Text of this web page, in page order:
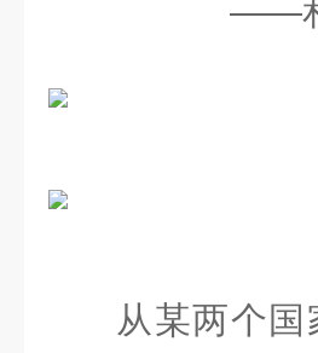
——
从某两个